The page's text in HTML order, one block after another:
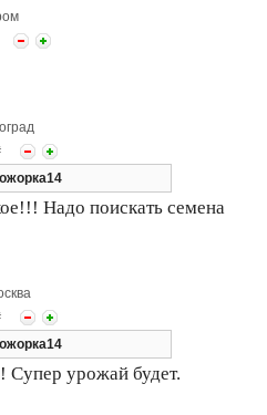
Надо поискать семена
Супер урожай будет.